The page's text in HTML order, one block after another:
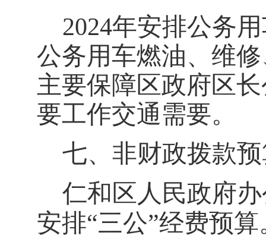
2024年安排公务
公务用车燃油、维
主要保障区政府区
要工作交通需要。
七、非财政拨款
仁和区人民政府
安排“三公”经费预算